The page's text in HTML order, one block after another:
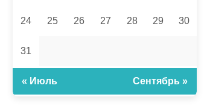
24 25 26 27 28 29 30
31
« Июль Сентябрь »